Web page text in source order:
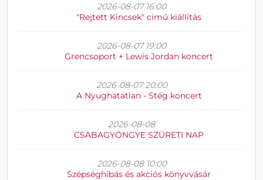
2026-08-07 16:00
"Rejtett Kincsek" című kiállítás
2026-08-07 19:00
Grencsoport + Lewis Jordan koncert
2026-08-07 20:00
A Nyughatatlan - Stég koncert
2026-08-08
CSABAGYÖNGYE SZÜRETI NAP
2026-08-08 10:00
Szépséghibás és akciós könyvvásár